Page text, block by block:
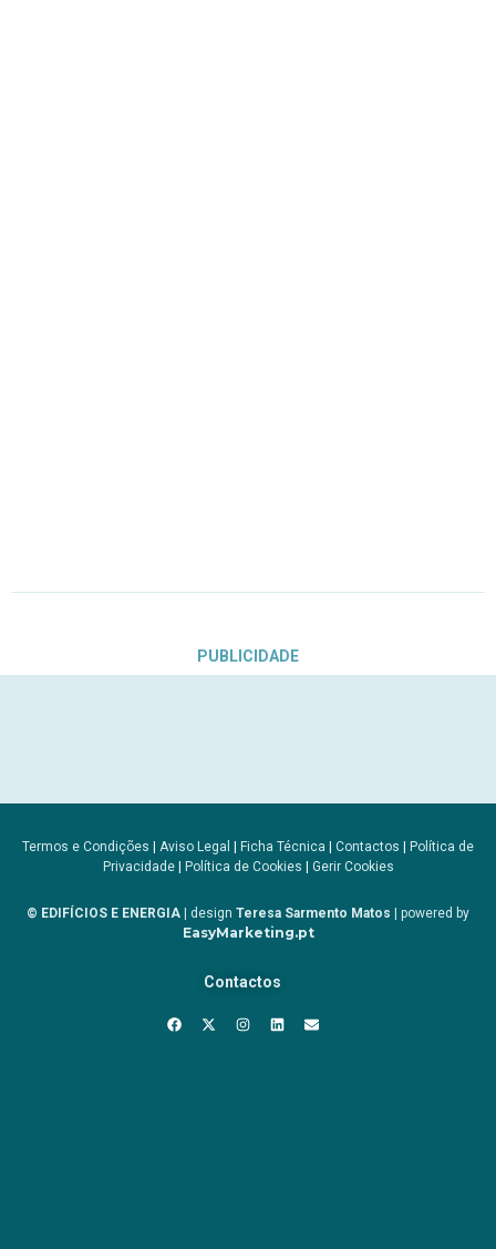
PUBLICIDADE
Termos e Condições | Aviso Legal | Ficha Técnica | Contactos | Política de
Privacidade| Política de Cookies | Gerir Cookies
© EDIFÍCIOS E ENERGIA | design Teresa Sarmento Matos | powered by
EasyMarketing.pt
Contactos